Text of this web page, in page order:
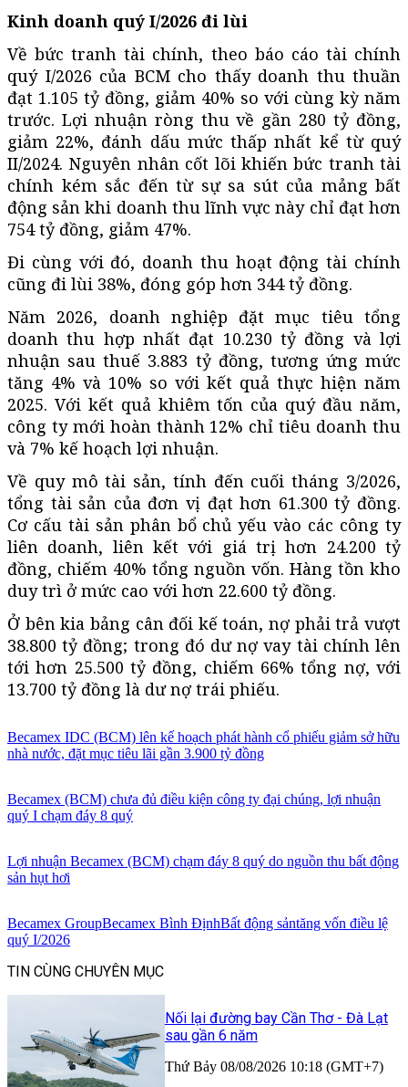
Kinh doanh quý I/2026 đi lùi
Về bức tranh tài chính, theo báo cáo tài chính
quý I/2026 của BCM cho thấy doanh thu thuần
đạt 1.105 tỷ đồng, giảm 40% so với cùng kỳ năm
trước. Lợi nhuận ròng thu về gần 280 tỷ đồng,
giảm 22%, đánh dấu mức thấp nhất kể từ quý
II/2024. Nguyên nhân cốt lõi khiến bức tranh tài
chính kém sắc đến từ sự sa sút của mảng bất
động sản khi doanh thu lĩnh vực này chỉ đạt hơn
754 tỷ đồng, giảm 47%.
Đi cùng với đó, doanh thu hoạt động tài chính
cũng đi lùi 38%, đóng góp hơn 344 tỷ đồng.
Năm 2026, doanh nghiệp đặt mục tiêu tổng
doanh thu hợp nhất đạt 10.230 tỷ đồng và lợi
nhuận sau thuế 3.883 tỷ đồng, tương ứng mức
tăng 4% và 10% so với kết quả thực hiện năm
2025. Với kết quả khiêm tốn của quý đầu năm,
công ty mới hoàn thành 12% chỉ tiêu doanh thu
và 7% kế hoạch lợi nhuận.
Về quy mô tài sản, tính đến cuối tháng 3/2026,
tổng tài sản của đơn vị đạt hơn 61.300 tỷ đồng.
Cơ cấu tài sản phân bổ chủ yếu vào các công ty
liên doanh, liên kết với giá trị hơn 24.200 tỷ
đồng, chiếm 40% tổng nguồn vốn. Hàng tồn kho
duy trì ở mức cao với hơn 22.600 tỷ đồng.
Ở bên kia bảng cân đối kế toán, nợ phải trả vượt
38.800 tỷ đồng; trong đó dư nợ vay tài chính lên
tới hơn 25.500 tỷ đồng, chiếm 66% tổng nợ, với
13.700 tỷ đồng là dư nợ trái phiếu.
Becamex IDC (BCM) lên kế hoạch phát hành cổ phiếu giảm sở hữu
nhà nước, đặt mục tiêu lãi gần 3.900 tỷ đồng
Becamex (BCM) chưa đủ điều kiện công ty đại chúng, lợi nhuận
quý I chạm đáy 8 quý
Lợi nhuận Becamex (BCM) chạm đáy 8 quý do nguồn thu bất động
sản hụt hơi
Becamex GroupBecamex Bình ĐịnhBất động sảntăng vốn điều lệ
quý I/2026
TIN CÙNG CHUYÊN MỤC
Nối lại đường bay Cần Thơ - Đà Lạt
sau gần 6 năm
Thứ Bảy 08/08/2026 10:18 (GMT+7)